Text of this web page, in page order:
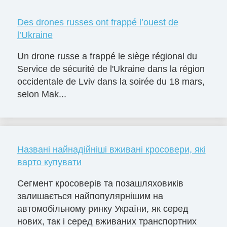
Des drones russes ont frappé l’ouest de
l’Ukraine
Un drone russe a frappé le siège régional du
Service de sécurité de l'Ukraine dans la région
occidentale de Lviv dans la soirée du 18 mars,
selon Mak...
Названі найнадійніші вживані кросовери, які
варто купувати
Сегмент кросоверів та позашляховиків
залишається найпопулярнішим на
автомобільному ринку України, як серед
нових, так і серед вживаних транспортних